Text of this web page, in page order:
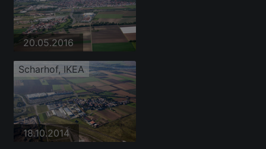
20.05.2016
Scharhof, IKEA
18.10.2014